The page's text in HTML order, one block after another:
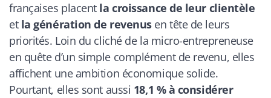
françaises placent la croissance de leur clientèle
et la génération de revenusen tête de leurs
priorités. Loin du cliché de la micro-entrepreneuse
en quête d’un simple complément de revenu, elles
affichent une ambition économique solide.
Pourtant, elles sont aussi 18,1 % à considérer